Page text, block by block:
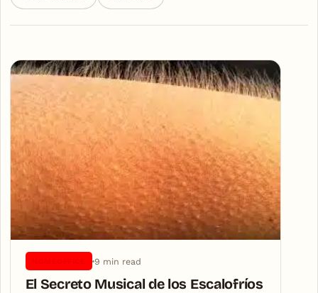
Articles
9 min read
El Secreto Musical de los Escalofríos